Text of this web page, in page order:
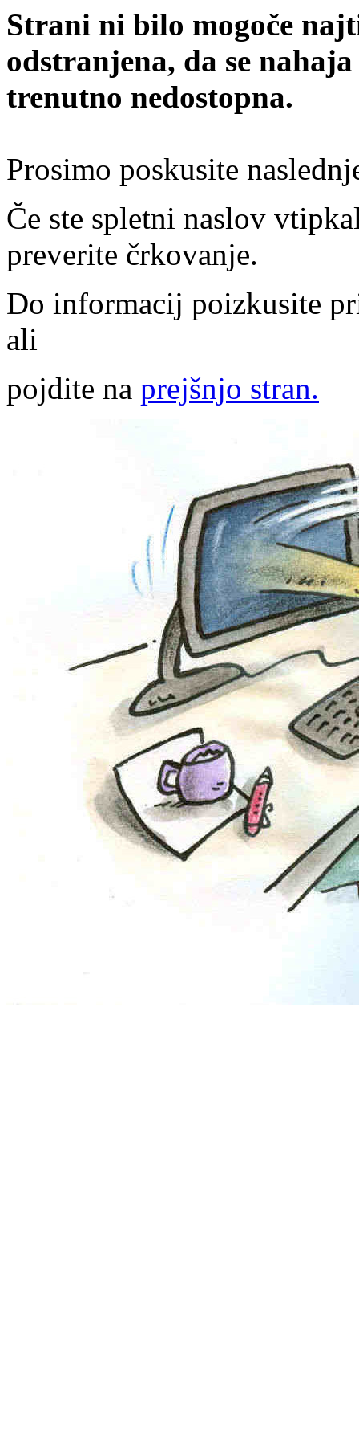
Strani ni bilo mogoče
odstranjena, da se
trenutno nedostopna.
Prosimo poskusite
Če ste spletni naslov
preverite črkovanje.
Do informacij poizkusite
ali
pojdite na prejšnjo stran.